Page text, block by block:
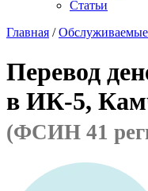
Статьи
Главная /
Перевод
в ИК-5,
(ФСИН 41